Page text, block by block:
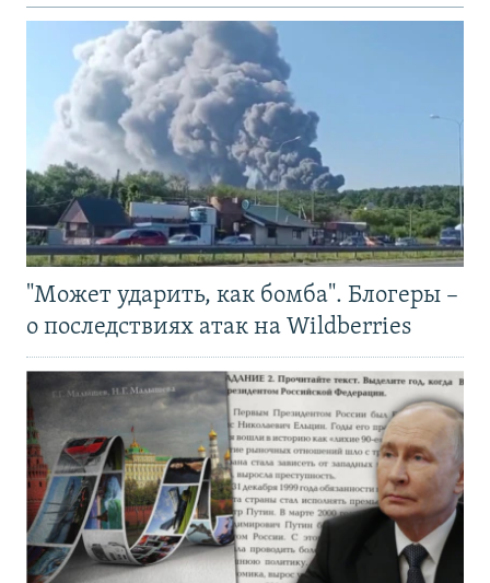
"Может ударить, как бомба". Блогеры –
о последствиях атак на Wildberries